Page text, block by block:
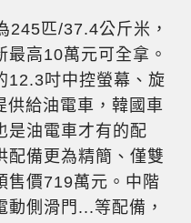
245匹/37.4公斤米，
高10萬元可全拿。
12.3吋中控螢幕、旋
給油電車，韓國車
是油電車才有的配
配備更為精簡、僅雙
售價719萬元。中階
側滑門...等配備，